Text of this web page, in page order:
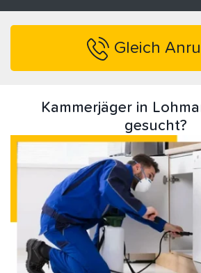
Gleich
Kammerjäger in
gesucht?